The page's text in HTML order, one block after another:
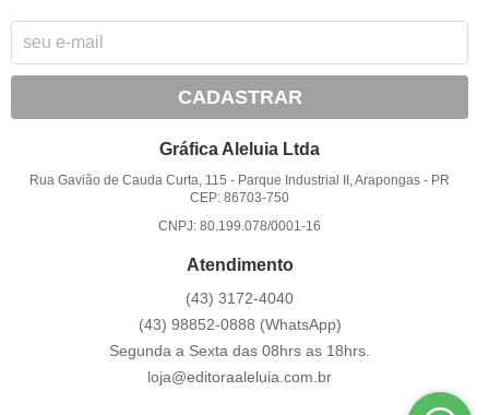
CADASTRAR
Gráfica Aleluia Ltda
Rua Gavião de Cauda Curta, 115 - Parque Industrial II, Arapongas - PR
CEP: 86703-750
CNPJ: 80.199.078/0001-16
Atendimento
(43) 3172-4040
(43) 98852-0888 (WhatsApp)
Segunda a Sexta das 08hrs as 18hrs.
loja@editoraaleluia.com.br